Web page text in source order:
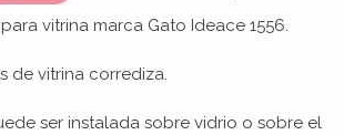
vitrina marca Gato Ideace 1556.
de vitrina corrediza.
ser instalada sobre vidrio o sobre el